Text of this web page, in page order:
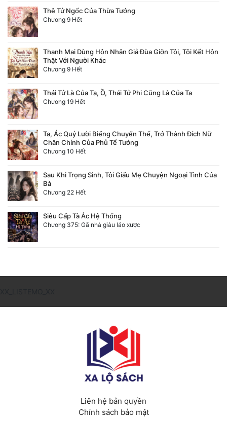
Thê Tử Ngốc Của Thừa Tướng
Chương 9 Hết
Thanh Mai Dùng Hôn Nhân Giả Đùa Giỡn Tôi, Tôi Kết Hôn
Thật Với Người Khác
Chương 9 Hết
Thái Tử Là Của Ta, Ồ, Thái Tử Phi Cũng Là Của Ta
Chương 19 Hết
Ta, Ác Quỷ Lười Biếng Chuyển Thế, Trở Thành Đích Nữ
Chân Chính Của Phủ Tể Tướng
Chương 10 Hết
Sau Khi Trọng Sinh, Tôi Giấu Mẹ Chuyện Ngoại Tình Của
Bà
Chương 22 Hết
Siêu Cấp Tà Ác Hệ Thống
Chương 375: Gã nhà giàu láo xược
Liên hệ bản quyền
Chính sách bảo mật